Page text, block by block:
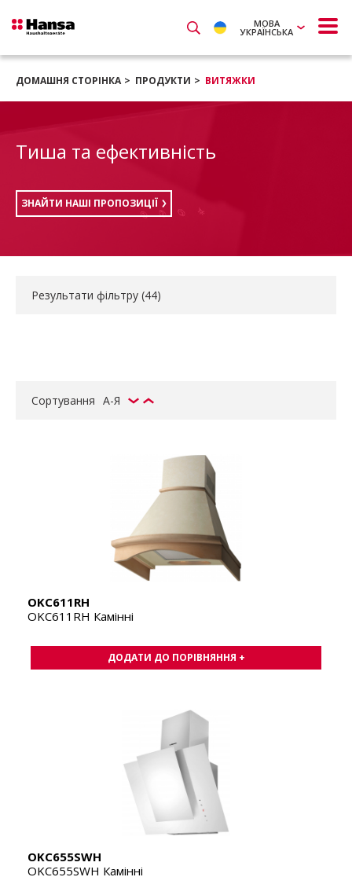
МОВА
УКРАЇНСЬКА
ДОМАШНЯ СТОРІНКА ПРОДУКТИ ВИТЯЖКИ
Тиша та ефективність
ЗНАЙТИ НАШІ ПРОПОЗИЦІЇ
Результати фільтру (44)
Сортування А-Я
OKC611RH
OKC611RH Камінні
ДОДАТИ ДО ПОРІВНЯННЯ +
OKC655SWH
OKC655SWH Камінні